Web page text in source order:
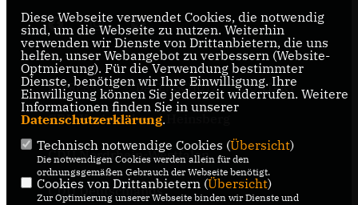
IMPRESSUM DATENSCHUTZ KONTAKT
CDU Kreisverband Heinsberg
CDU Nordrhein-Westfalen
CDU Deutschlands
Diese Webseite verwendet Cookies, die notwendig
sind, um die Webseite zu nutzen. Weiterhin
verwenden wir Dienste von Drittanbietern, die uns
helfen, unser Webangebot zu verbessern (Website-
Optmierung). Für die Verwendung bestimmter
Dienste, benötigen wir Ihre Einwilligung. Ihre
Einwilligung können Sie jederzeit widerrufen. Weitere
Informationen finden Sie in unserer
Datenschutzerklärung.
Technisch notwendige Cookies (Übersicht)
Die notwendigen Cookies werden allein für den
ordnungsgemäßen Gebrauch der Webseite benötigt.
Cookies von Drittanbietern (Übersicht)
Zur Optimierung unserer Webseite binden wir Dienste und